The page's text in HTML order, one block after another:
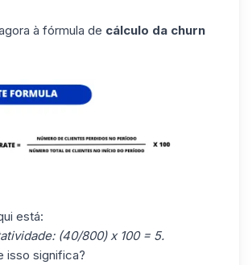
à fórmula de cálculo da churn
está:
(40/800) x 100 = 5.
isso significa?